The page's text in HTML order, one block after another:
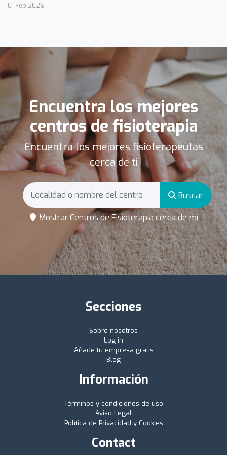
01 Feb 2026
Encuentra los mejores
centros de fisioterapia
Encuentra los mejores fisioterapeutas
cerca de ti
Buscar
Mostrar Centros de Fisioterapia cerca de mí
Secciones
Sobre nosotros
Log in
Añade tu empresa gratis
Blog
Información
Términos y condiciones de uso
Aviso Legal
Política de Privacidad y Cookies
Contact